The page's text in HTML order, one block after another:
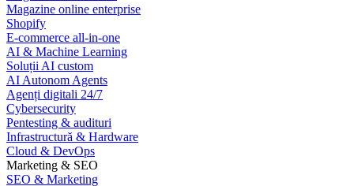
Magazine online enterprise
Shopify
E-commerce all-in-one
AI & Machine Learning
Soluții AI custom
AI Autonom Agents
Agenți digitali 24/7
Cybersecurity
Pentesting & audituri
Infrastructură & Hardware
Cloud & DevOps
Marketing & SEO
SEO & Marketing